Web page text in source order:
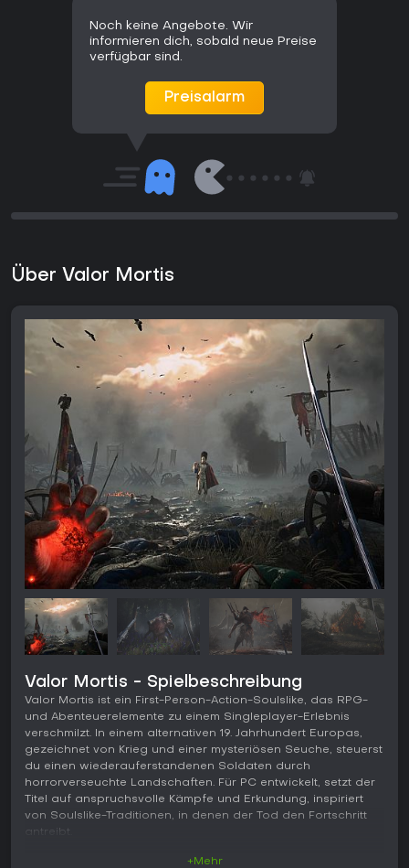
Noch keine Angebote. Wir
informieren dich, sobald neue Preise
verfügbar sind.
Preisalarm
Über Valor Mortis
Valor Mortis - Spielbeschreibung
Valor Mortis ist ein First-Person-Action-Soulslike, das RPG-
und Abenteuerelemente zu einem Singleplayer-Erlebnis
verschmilzt. In einem alternativen 19. Jahrhundert Europas,
gezeichnet von Krieg und einer mysteriösen Seuche, steuerst
du einen wiederauferstandenen Soldaten durch
horrorverseuchte Landschaften. Für PC entwickelt, setzt der
Titel auf anspruchsvolle Kämpfe und Erkundung, inspiriert
von Soulslike-Traditionen, in denen der Tod den Fortschritt
antreibt.
+Mehr